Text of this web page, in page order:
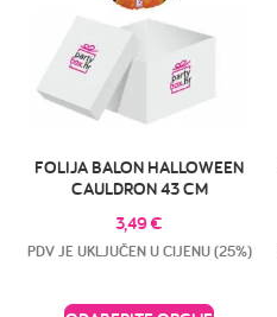
FOLIJA BALON HALLOWEEN
CAULDRON 43 CM
3,49€
PDV JE UKLJUČEN U CIJENU (25%)